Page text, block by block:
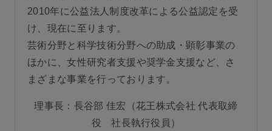
2010年に公益法人制度改革による公益認定を受
け、現在に至ります。
芸術分野と科学技術分野への助成・顕彰事業の
ほかに、女性研究者支援や奨学金支援など、さ
まざまな事業を行っております。
理事長：長谷部 佳宏（花王株式会社 代表取締
役 社長執行役員）